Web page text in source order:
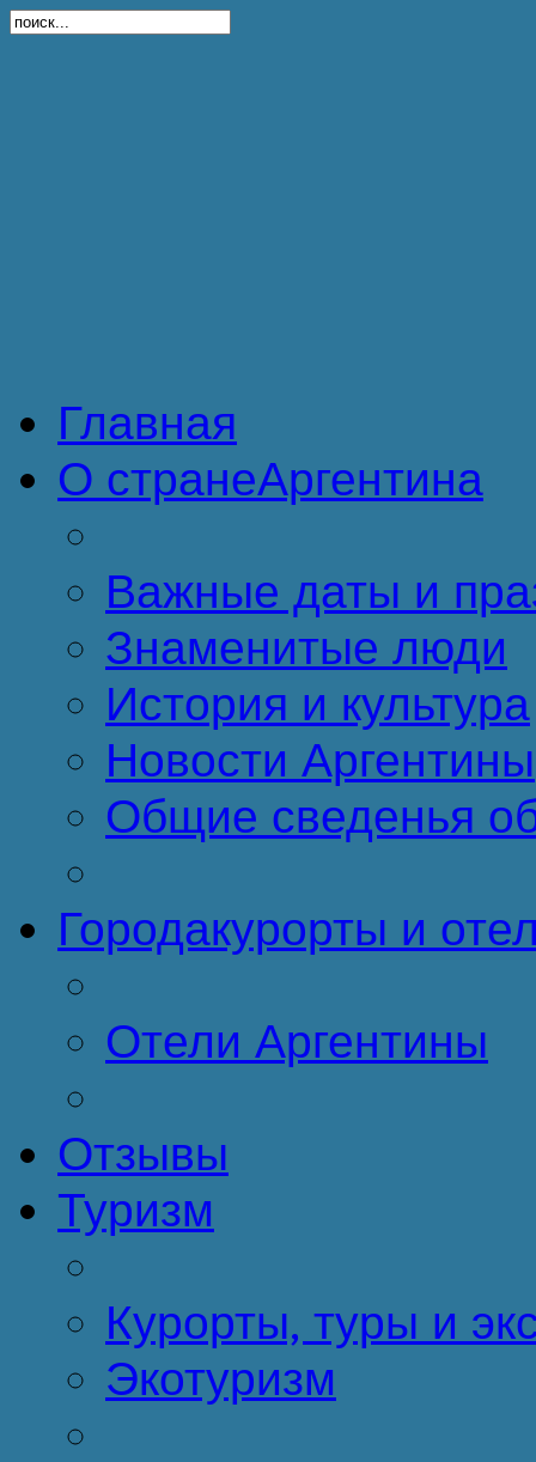
Главная
О странеАргентина
Важные даты и
Знаменитые люди
История и культура
Новости Аргентины
Общие сведенья
Городакурорты и
Отели Аргентины
Отзывы
Туризм
Курорты, туры и
Экотуризм